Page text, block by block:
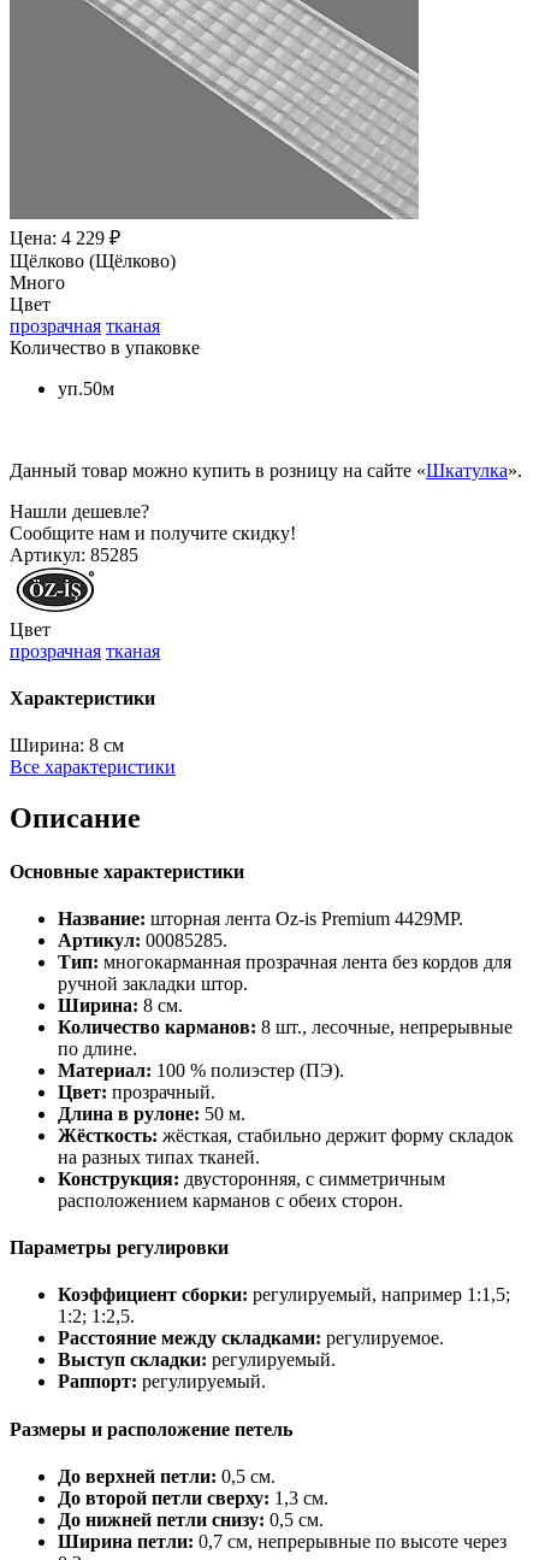
Цена: 4 229 ₽
Щёлково (Щёлково)
Много
Цвет
прозрачная тканая
Количество в упаковке
уп.50м
Данный товар можно купить в розницу на сайте «Шкатулка».
Нашли дешевле?
Сообщите нам и получите скидку!
Артикул: 85285
Цвет
прозрачная тканая
Характеристики
Ширина: 8 см
Все характеристики
Описание
Основные характеристики
Название: шторная лента Oz‑is Premium 4429МP.
Артикул: 00085285.
Тип: многокарманная прозрачная лента без кордов для
ручной закладки штор.
Ширина: 8 см.
Количество карманов: 8 шт., лесочные, непрерывные
по длине.
Материал: 100 % полиэстер (ПЭ).
Цвет: прозрачный.
Длина в рулоне: 50 м.
Жёсткость: жёсткая, стабильно держит форму складок
на разных типах тканей.
Конструкция: двусторонняя, с симметричным
расположением карманов с обеих сторон.
Параметры регулировки
Коэффициент сборки: регулируемый, например 1:1,5;
1:2; 1:2,5.
Расстояние между складками: регулируемое.
Выступ складки: регулируемый.
Раппорт: регулируемый.
Размеры и расположение петель
До верхней петли: 0,5 см.
До второй петли сверху: 1,3 см.
До нижней петли снизу: 0,5 см.
Ширина петли: 0,7 см, непрерывные по высоте через